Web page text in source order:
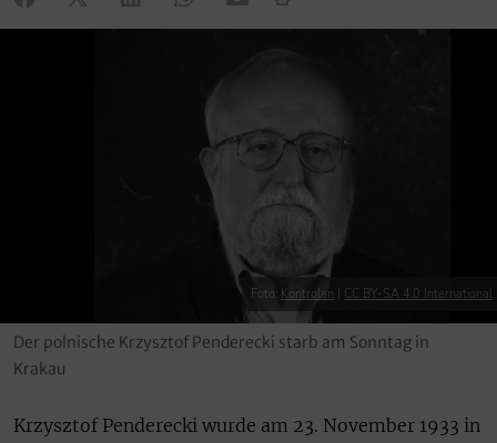
Foto: Kontrolan CC BY-SA 4.0 International
Der polnische Krzysztof Penderecki starb am Sonntag in
Krakau
Krzysztof Penderecki wurde am 23. November 1933 in